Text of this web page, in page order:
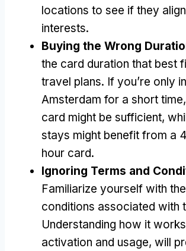
locations to see if they
interests.
Buying the Wrong
the card duration that best
travel plans. If you’re only in
Amsterdam for a short time,
card might be sufficient,
stays might benefit from a
hour card.
Ignoring Terms and
Familiarize yourself with
conditions associated with
Understanding how it works
activation and usage, will